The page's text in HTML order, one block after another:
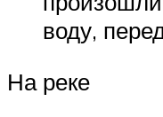
воду,
На реке